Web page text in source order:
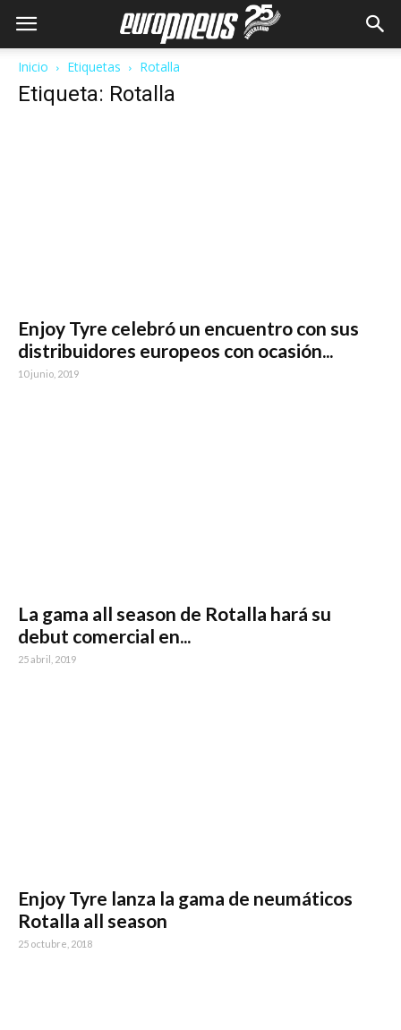
Inicio Etiquetas Rotalla
Etiqueta: Rotalla
Enjoy Tyre celebró un encuentro con sus
distribuidores europeos con ocasión...
10 junio, 2019
La gama all season de Rotalla hará su
debut comercial en...
25 abril, 2019
Enjoy Tyre lanza la gama de neumáticos
Rotalla all season
25 octubre, 2018